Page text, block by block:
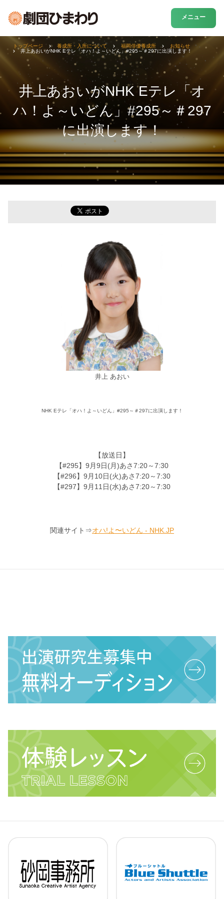
メニュー
井上あおいがNHK Eテレ「オ
ハ！よ～いどん」#295～＃297
に出演します！
トップページ 養成所・入所について 福岡俳優養成所
お知らせ
井上あおいがNHK Eテレ「オハ！よ～いどん」#295～＃297に出演します！
井上 あおい
NHK Eテレ「オハ！よ～いどん」#295～＃297に出演します！
【放送日】
【#295】9月9日(月)あさ7:20～7:30
【#296】9月10日(火)あさ7:20～7:30
【#297】9月11日(水)あさ7:20～7:30
関連サイト⇒オハ!よ〜いどん - NHK.JP